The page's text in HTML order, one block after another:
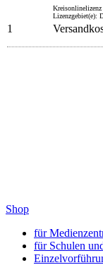
Kreisonlinelizenz
Lizenzgebiet(e):
1
Shop
für
für Schulen